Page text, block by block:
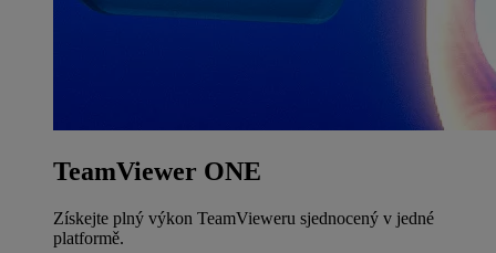
TeamViewer ONE
Získejte plný výkon TeamVieweru sjednocený v jedné
platformě.